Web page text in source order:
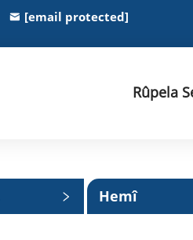
[email protected]
Rûpela
Hemî